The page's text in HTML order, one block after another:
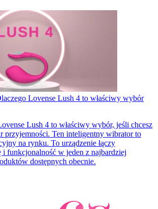
Lovense Lush 4 to właściwy wybór
Lush 4 to właściwy wybór, jeśli chcesz
przyjemności. Ten inteligentny wibrator to
na rynku. To urządzenie łączy
i funkcjonalność w jeden z najbardziej
dostępnych obecnie.